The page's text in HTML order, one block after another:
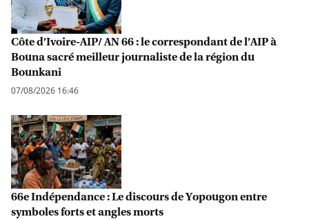
Côte d’Ivoire-AIP/ AN 66 : le correspondant de l’AIP à
Bouna sacré meilleur journaliste de la région du
Bounkani
07/08/2026 16:46
66e Indépendance : Le discours de Yopougon entre
symboles forts et angles morts